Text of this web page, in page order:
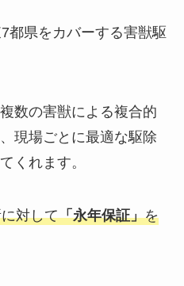
都県をカバーする害獣駆
数の害獣による複合的
現場ごとに最適な駆除
くれます。
対して「永年保証」を